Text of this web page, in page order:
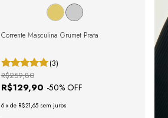
Corrente Masculina Grumet Prata
(3)
R$129,90 -50% OFF
R$259,80
6 x de R$21,65 sem juros